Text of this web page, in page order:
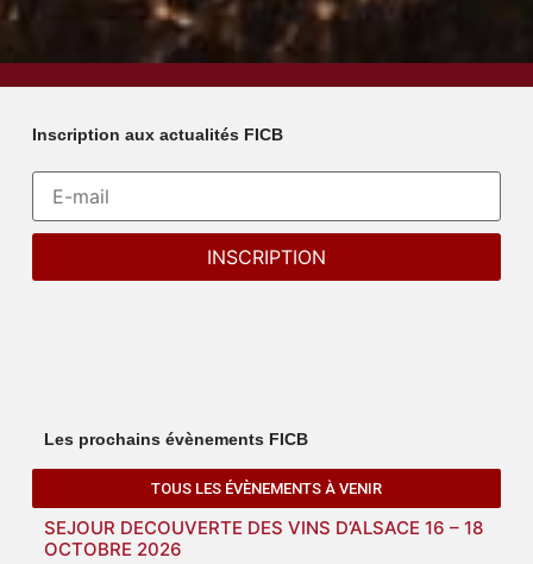
Inscription aux actualités FICB
Les prochains évènements FICB
TOUS LES ÉVÈNEMENTS À VENIR
SEJOUR DECOUVERTE DES VINS D’ALSACE 16 – 18
OCTOBRE 2026